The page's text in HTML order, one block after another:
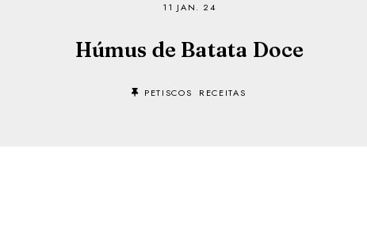
11 JAN. 24
Húmus de Batata Doce
PETISCOS RECEITAS